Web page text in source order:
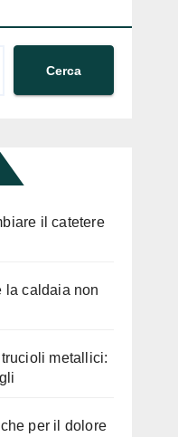
Cerca
il catetere
la caldaia non
metallici:
per il dolore